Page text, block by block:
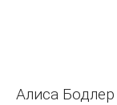
Алиса Бодлер